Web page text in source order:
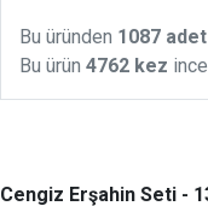
Bu üründen 1087 adet
Bu ürün 4762 kez
Cengiz Erşahin Seti -